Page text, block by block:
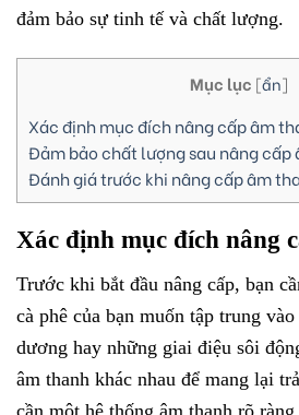
đảm bảo sự tinh tế và chất lượng.
Mục lục [ẩn]
Xác định mục đích nâng cấp âm
Đảm bảo chất lượng sau nâng cấp
Đánh giá trước khi nâng cấp âm
Xác định mục đích nâng
Trước khi bắt đầu nâng cấp, bạn
cà phê của bạn muốn tập trung
dương hay những giai điệu sôi
âm thanh khác nhau để mang lại